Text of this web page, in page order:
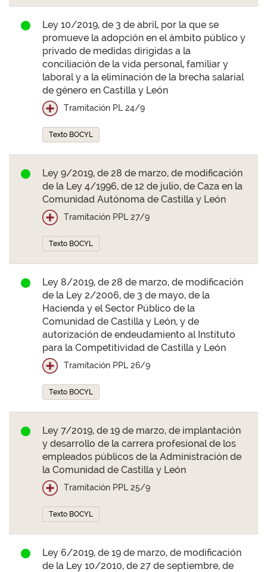
Ley 10/2019, de 3 de abril, por la que se
promueve la adopción en el ámbito público y
privado de medidas dirigidas a la
conciliación de la vida personal, familiar y
laboral y a la eliminación de la brecha salarial
de género en Castilla y León
Tramitación PL 24/9
Texto BOCYL
Ley 9/2019, de 28 de marzo, de modificación
de la Ley 4/1996, de 12 de julio, de Caza en la
Comunidad Autónoma de Castilla y León
Tramitación PPL 27/9
Texto BOCYL
Ley 8/2019, de 28 de marzo, de modificación
de la Ley 2/2006, de 3 de mayo, de la
Hacienda y el Sector Público de la
Comunidad de Castilla y León, y de
autorización de endeudamiento al Instituto
para la Competitividad de Castilla y León
Tramitación PPL 26/9
Texto BOCYL
Ley 7/2019, de 19 de marzo, de implantación
y desarrollo de la carrera profesional de los
empleados públicos de la Administración de
la Comunidad de Castilla y León
Tramitación PPL 25/9
Texto BOCYL
Ley 6/2019, de 19 de marzo, de modificación
de la Ley 10/2010, de 27 de septiembre, de